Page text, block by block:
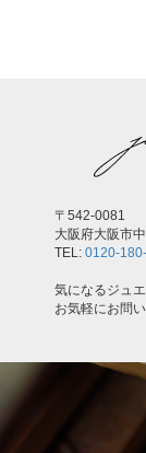
〒542-0081
大阪府大阪市
TEL: 0120-
気になるジュ
お気軽にお問